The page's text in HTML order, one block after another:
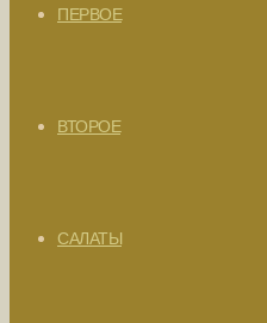
ПЕРВОЕ
ВТОРОЕ
САЛАТЫ